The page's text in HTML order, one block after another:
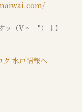
ッ （V＾－°） ↓】